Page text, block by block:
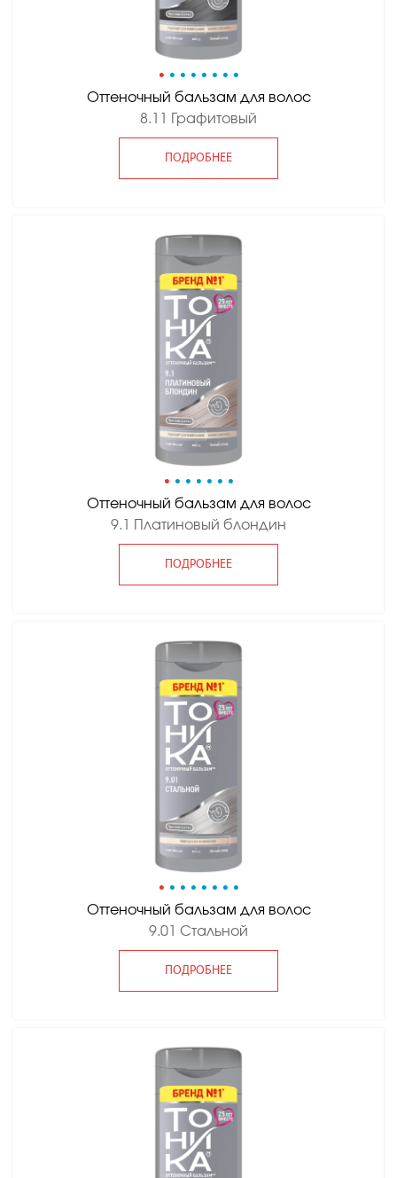
• • • • • • • •
Оттеночный бальзам для волос
8.11 Графитовый
ПОДРОБНЕЕ
• • • • • • •
Оттеночный бальзам для волос
9.1 Платиновый блондин
ПОДРОБНЕЕ
• • • • • • • •
Оттеночный бальзам для волос
9.01 Стальной
ПОДРОБНЕЕ